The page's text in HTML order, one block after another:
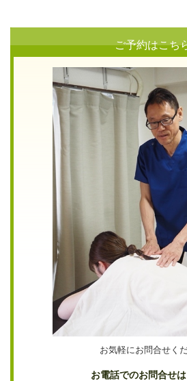
ご予約はこち
お気軽にお問合せく
お電話でのお問合せ